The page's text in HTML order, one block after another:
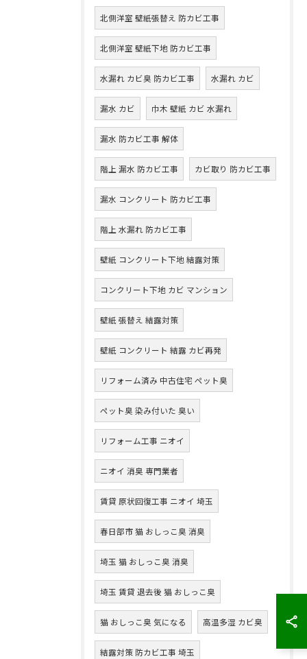
北側洋室 壁紙張替え 防カビ工事
北側洋室 壁紙下地 防カビ工事
水漏れ カビ臭 防カビ工事 水漏れ カビ
漏水 カビ 巾木 壁紙 カビ 水漏れ
漏水 防カビ工事 解体
階上 漏水 防カビ工事 カビ取り 防カビ工事
漏水 コンクリート 防カビ工事
階上 水漏れ 防カビ工事
壁紙 コンクリート下地 結露対策
コンクリート下地 カビ マンション
壁紙 張替え 結露対策
壁紙 コンクリート 結露 カビ再発
リフォーム済み 中古住宅 ペット臭
ペット臭 染み付いた 臭い
リフォーム工事 ニオイ
ニオイ 消臭 専門業者
賃貸 原状回復工事 ニオイ 埼玉
春日部市 猫 おしっこ臭 消臭
埼玉 猫 おしっこ臭 消臭
埼玉 賃貸 退去後 猫 おしっこ臭
猫 おしっこ臭 気になる 高温多湿 カビ臭
結露対策 防カビ工事 埼玉